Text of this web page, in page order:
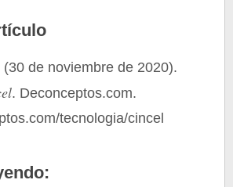
de noviembre de 2020).
. Deconceptos.com.
tecnologia/cincel